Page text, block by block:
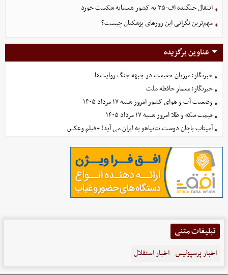
انتقال جنگنده اف-۳۵ به کشور همسایه شکست خورد
مهم‌ترین نگرانی‌ این روزهای پزشکیان چیست؟
عناوین برگزیده
خبرنگار؛ مرزبان حقیقت در جبهه جنگ روایت‌ها
خبرنگار؛ معمار حافظه ملت
وضعیت آب و هوای کشور امروز شنبه ۱۷ مرداد ۱۴۰۵
قیمت سکه و طلا امروز شنبه ۱۷ مرداد ۱۴۰۵
آمیتاب باچان دوست نتانیاهو به ایران می آید! +فیلم وعکس
تبلیغات متنی
اخبار پرسپولیس اخبار استقلال